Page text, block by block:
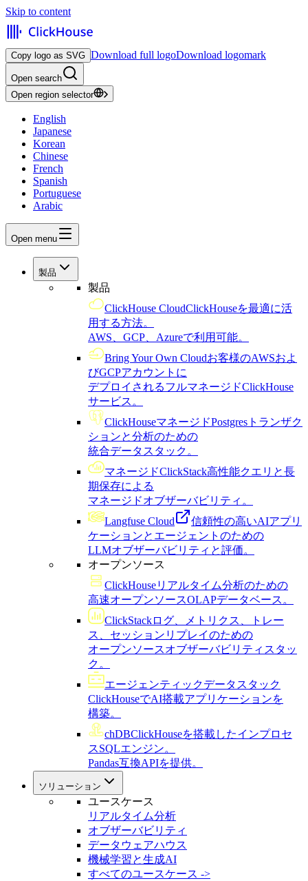
Skip to content
Copy logo as SVG Download full logoDownload logomark
Open search
Open region selector
English
Japanese
Korean
Chinese
French
Spanish
Portuguese
Arabic
Open menu
製品
製品
ClickHouse CloudClickHouseを最適に活
用する方法。
AWS、GCP、Azureで利用可能。
Bring Your Own Cloudお客様のAWSおよ
びGCPアカウントに
デプロイされるフルマネージドClickHouse
サービス。
ClickHouseマネージドPostgres トランザク
ションと分析のための
統合データスタック。
マネージドClickStack高性能クエリと長
期保存による
マネージドオブザーバビリティ。
Langfuse Cloud
信頼性の高いAIアプリ
ケーションとエージェントのための
LLMオブザーバビリティと評価。
オープンソース
ClickHouseリアルタイム分析のための
高速オープンソースOLAPデータベース。
ClickStackログ、メトリクス、トレー
ス、セッションリプレイのための
オープンソースオブザーバビリティスタッ
ク。
エージェンティックデータスタック
ClickHouseでAI搭載アプリケーションを
構築。
chDBClickHouseを搭載したインプロセ
スSQLエンジン。
Pandas互換APIを提供。
ソリューション
ユースケース
リアルタイム分析
オブザーバビリティ
データウェアハウス
機械学習と生成AI
すべてのユースケース ->